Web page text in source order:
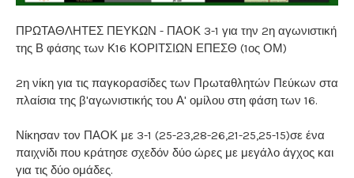
ΠΡΩΤΑΘΛΗΤΕΣ ΠΕΥΚΩΝ - ΠΑΟΚ 3-1 για την 2η αγωνιστική
της Β φάσης των Κ16 ΚΟΡΙΤΣΙΩΝ ΕΠΕΣΘ (1ος ΟΜ)
2η νίκη για τις παγκορασίδες των Πρωταθλητών Πεύκων στα
πλαίσια της β'αγωνιστικής του Α' ομίλου στη φάση των 16.
Νίκησαν τον ΠΑΟΚ με 3-1 (25-23,28-26,21-25,25-15)σε ένα
παιχνίδι που κράτησε σχεδόν δύο ώρες με μεγάλο άγχος και
για τις δύο ομάδες.